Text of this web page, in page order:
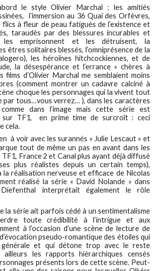
le style Olivier Marchal : les amitiés
l’immersion au 36 Quai des Orfèvres,
flics à fleur de peau fatigués de l’existence et
taraudés par des blessures incurables et
les emprisonnent et les détruisent, la
êtres solitaires blessés, l’omniprésence de la
les héroïnes hitchcockiennes, et de
la désespérance et l’errance » chères à
films d’Olivier Marchal me semblaient moins
(comment montrer un cadavre calciné à
choque les personnages qui la vivent tout
par tous…vous verrez… ), dans les caractères
dans l’image mais cette série est
sur TF1, en prime time de surcroît : ceci
cela.
à voir avec les surannés « Julie Lescaut » et
tout de même un pas en avant dans les
France 2 et Canal plus ayant déjà diffusé
plus réalistes depuis un certain temps),
la réalisation nerveuse et efficace de Nicolas
réalisé la série « David Nolande » dans
interprétait également le rôle
la série ait parfois cédé à un sentimentalisme
toute crédibilité à l’intrigue et aux
à l’occasion d’une scène de lecture de
pseudo-romantique des étoiles qui
générale et qui détone trop avec le reste
ailleurs les rapports hiérarchiques censés
présents lors de cette scène. Peut-